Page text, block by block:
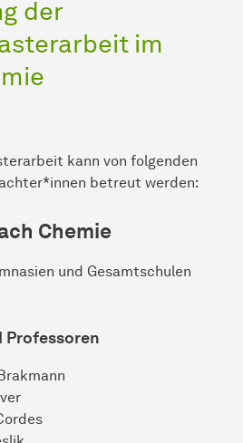
der
im
kann von folgenden
betreut werden:
Chemie
und Gesamtschulen
Professoren